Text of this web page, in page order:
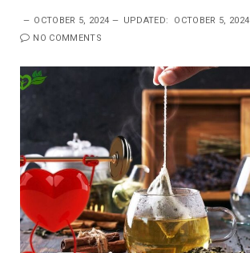
OCTOBER 5, 2024 UPDATED:
OCTOBER 5, 2024
NO COMMENTS